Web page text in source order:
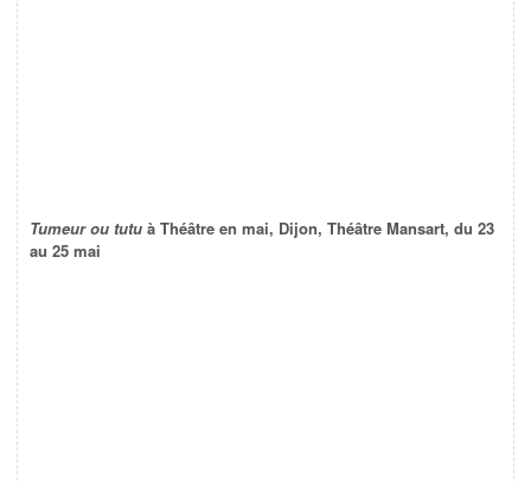
Tumeur ou tutu à Théâtre en mai, Dijon, Théâtre Mansart, du 23
au 25 mai